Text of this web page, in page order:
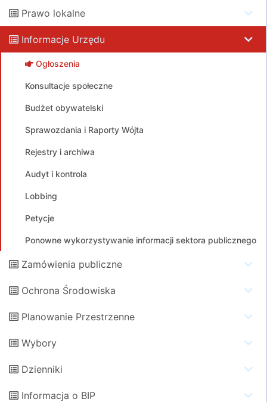
Prawo lokalne
Informacje Urzędu
Ogłoszenia
Konsultacje społeczne
Budżet obywatelski
Sprawozdania i Raporty Wójta
Rejestry i archiwa
Audyt i kontrola
Lobbing
Petycje
Ponowne wykorzystywanie informacji sektora publicznego
Zamówienia publiczne
Ochrona Środowiska
Planowanie Przestrzenne
Wybory
Dzienniki
Informacja o BIP